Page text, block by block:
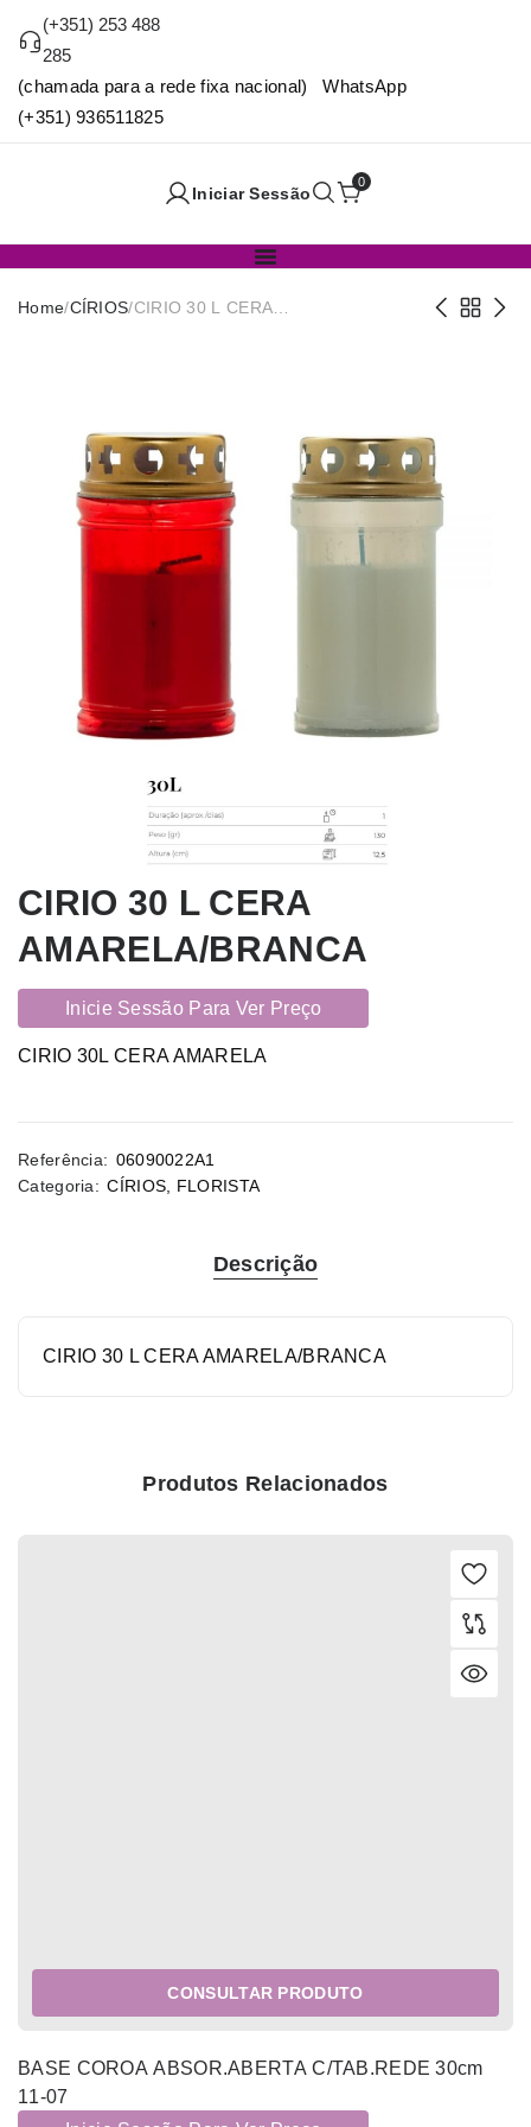
(+351) 253 488
285
(chamada para a rede fixa nacional) WhatsApp
(+351) 936511825
Iniciar Sessão
0
Home/CÍRIOS/CIRIO 30 L CERA
CIRIO 30 L CERA
AMARELA/BRANCA
Inicie Sessão Para Ver Preço
CIRIO 30L CERA AMARELA
Referência: 06090022A1
Categoria: CÍRIOS FLORISTA
Descrição
CIRIO 30 L CERA AMARELA/BRANCA
Produtos Relacionados
CONSULTAR PRODUTO
BASE COROA ABSOR.ABERTA C/TAB.REDE 30cm
11-07